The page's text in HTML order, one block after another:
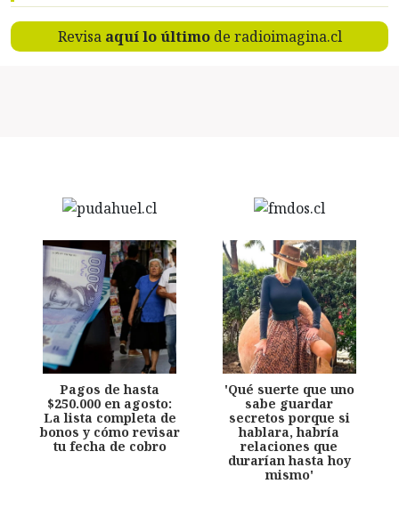
Revisa aquí lo últimode radioimagina.cl
Pagos de hasta
$250.000 en agosto:
La lista completa de
bonos y cómo revisar
tu fecha de cobro
'Qué suerte que uno
sabe guardar
secretos porque si
hablara, habría
relaciones que
durarían hasta hoy
mismo'